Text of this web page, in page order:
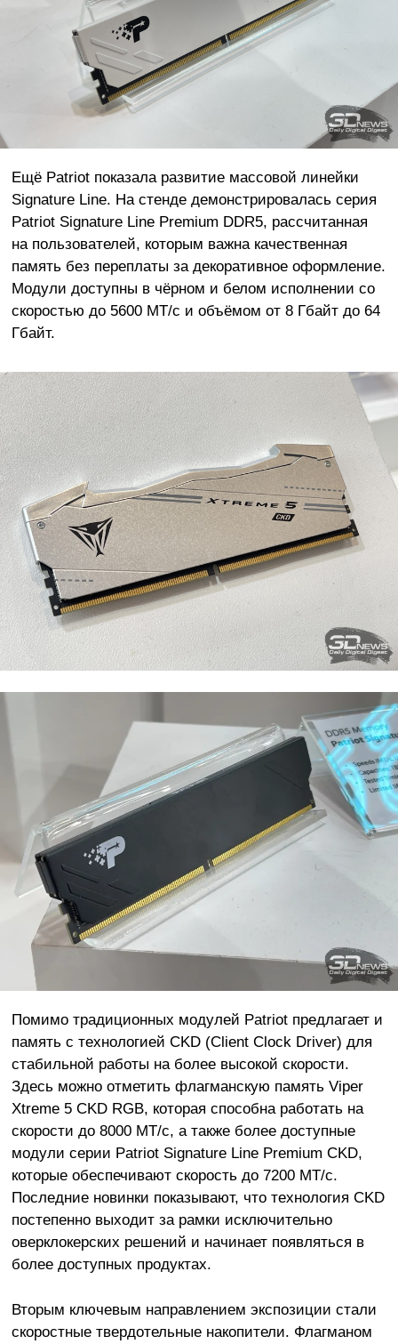
Ещё Patriot показала развитие массовой линейки
Signature Line. На стенде демонстрировалась серия
Patriot Signature Line Premium DDR5, рассчитанная
на пользователей, которым важна качественная
память без переплаты за декоративное оформление.
Модули доступны в чёрном и белом исполнении со
скоростью до 5600 МТ/с и объёмом от 8 Гбайт до 64
Гбайт.
Помимо традиционных модулей Patriot предлагает и
память с технологией CKD (Client Clock Driver) для
стабильной работы на более высокой скорости.
Здесь можно отметить флагманскую память Viper
Xtreme 5 CKD RGB, которая способна работать на
скорости до 8000 МТ/с, а также более доступные
модули серии Patriot Signature Line Premium CKD,
которые обеспечивают скорость до 7200 МТ/с.
Последние новинки показывают, что технология CKD
постепенно выходит за рамки исключительно
оверклокерских решений и начинает появляться в
более доступных продуктах.
Вторым ключевым направлением экспозиции стали
скоростные твердотельные накопители. Флагманом